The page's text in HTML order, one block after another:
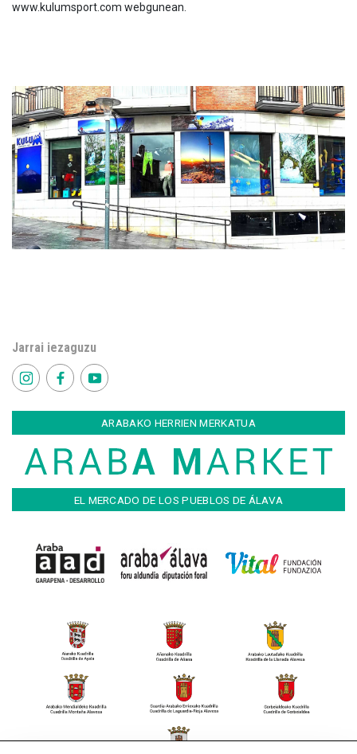
www.kulumsport.com webgunean.
Jarrai iezaguzu
ARABAKO HERRIEN MERKATUA
EL MERCADO DE LOS PUEBLOS DE ÁLAVA